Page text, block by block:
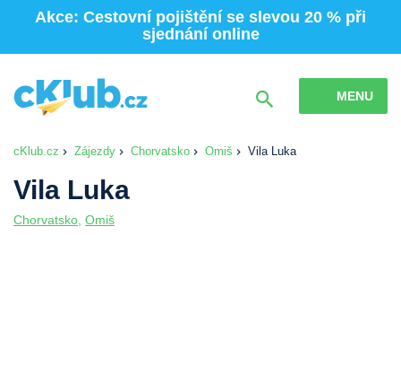
Akce: Cestovní pojištění se slevou 20 % při
sjednání online
MENU
cKlub.cz Zájezdy Chorvatsko Omiš Vila Luka
Vila Luka
Chorvatsko Omiš